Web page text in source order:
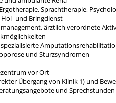
Sprachtherapie,
und Bringdienst
ärztlich verordnete
und Sturzsyndromen
vor Ort
Übergang von Klinik 1) und
und Sprechstunden